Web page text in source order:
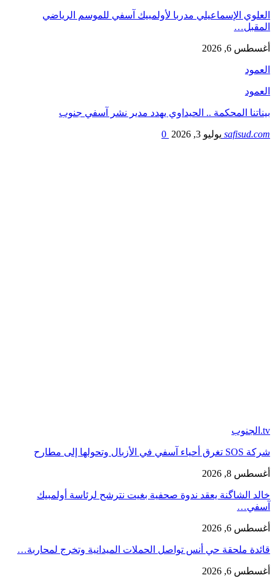
العلوي الإسماعيلي مدربا لأولمبيك آسفي للموسم الرياضي
المقبل…
أغسطس 6, 2026
العمود
العمود
بيناتنا المحكمة .. الحيداوي يهدد مدير نشر آسفي جنوب
safisud.com يوليو 3, 2026
tv.الجنوب
شركة SOS تغرق أحياء آسفي في الأزبال وتحولها إلى مطارح
أغسطس 8, 2026
خالد الشاگنة يعقد ندوة صحفية بغيت نترشح لرئاسة أولمبيك
آسفي…
أغسطس 6, 2026
قائدة ملحقة حي أنس تواصل الحملات الميدانية وتخرج لمحاربة…
أغسطس 6, 2026